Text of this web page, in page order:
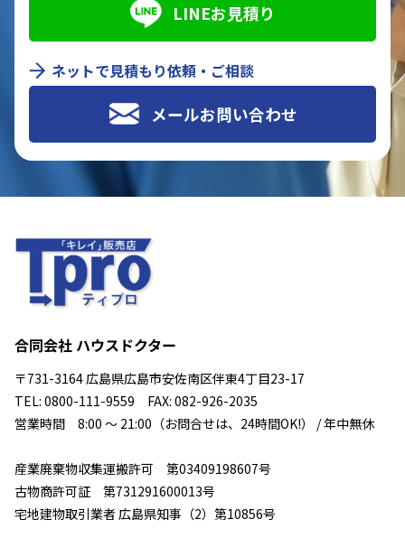
LINEお見積り
ネットで見積もり依頼・ご相談
メールお問い合わせ
合同会社 ハウスドクター
〒731-3164 広島県広島市安佐南区伴東4丁目23-17
TEL: 0800-111-9559 FAX: 082-926-2035
営業時間 8:00 ～ 21:00（お問合せは、24時間OK!） / 年中無休
産業廃棄物収集運搬許可 第03409198607号
古物商許可証 第731291600013号
宅地建物取引業者 広島県知事（2）第10856号